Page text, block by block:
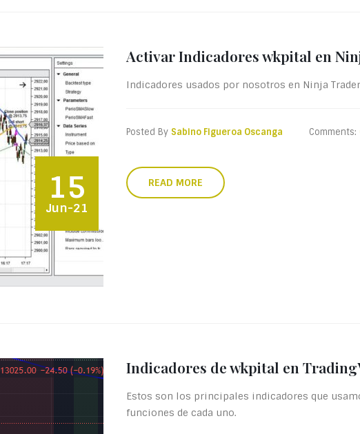
15
Jun-21
Activar Indicadores wkpital en
Indicadores usados por nosotros en Ninja
Posted By Sabino Figueroa Oscanga Comments:
READ MORE
Indicadores de wkpital en
Estos son los principales indicadores que
funciones de cada uno.